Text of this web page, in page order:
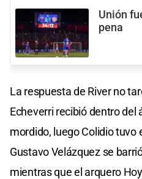
Unión
pena
La respuesta de River no
Echeverri recibió dentro del
mordido, luego Colidio tuvo
Gustavo Velázquez se
mientras que el arquero